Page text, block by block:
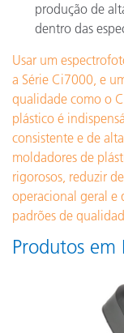
produção de
dentro das
Usar um
a Série Ci7000, e
qualidade como o
plástico é
consistente e de
moldadores de
rigorosos, reduzir
operacional geral e
padrões de
Produtos em